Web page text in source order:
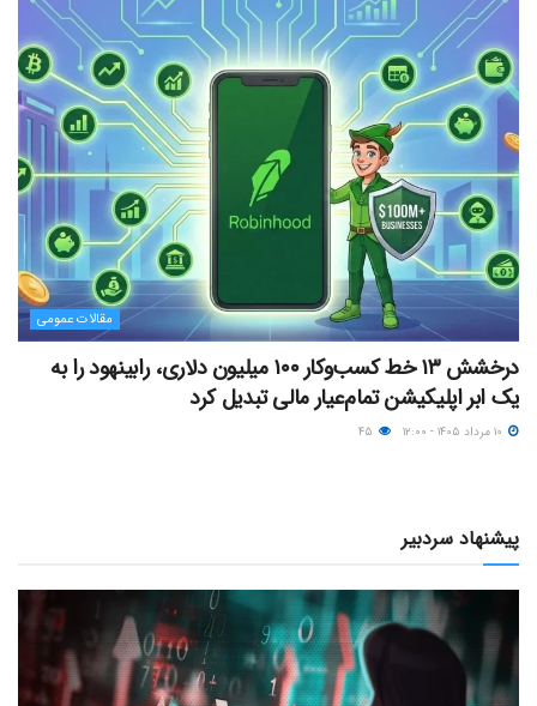
مقالات عمومی
درخشش ۱۳ خط کسب‌وکار ۱۰۰ میلیون دلاری، رابینهود را به
یک ابر اپلیکیشن تمام‌عیار مالی تبدیل کرد
پیشنهاد سردبیر